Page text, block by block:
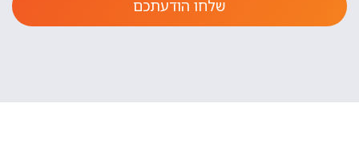
שלחו הודעתכם